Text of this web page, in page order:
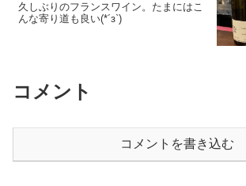
久しぶりのフランスワイン。たまにはこ
んな寄り道も良い(*´з`)
コメント
コメントを書き込む